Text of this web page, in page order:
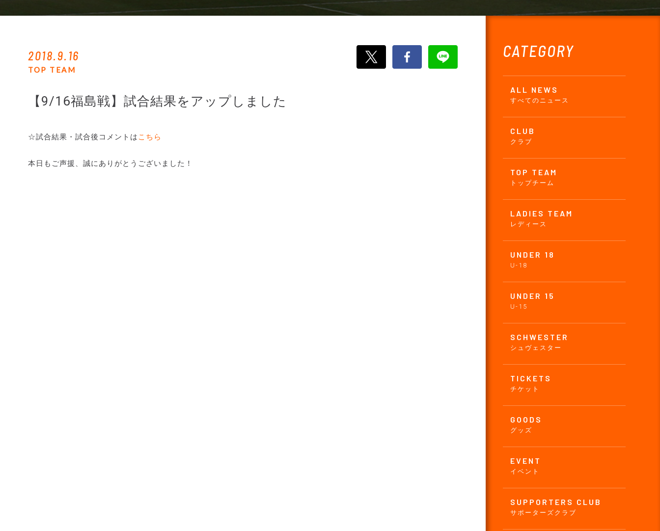
CATEGORY
ALL NEWS
すべてのニュース
CLUB
クラブ
TOP TEAM
トップチーム
LADIES TEAM
レディース
UNDER 18
U-18
UNDER 15
U-15
SCHWESTER
シュヴェスター
TICKETS
チケット
GOODS
グッズ
EVENT
イベント
SUPPORTERS CLUB
サポーターズクラブ
2018.9.16
TOP TEAM
【9/16福島戦】試合結果をアップしました
☆試合結果・試合後コメントは こちら
本日もご声援、誠にありがとうございました！